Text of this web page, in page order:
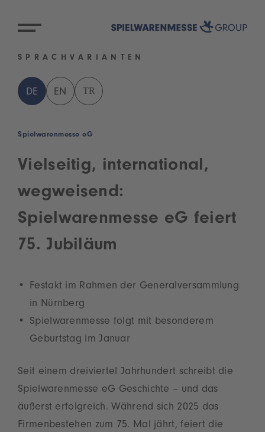
SPRACHVARIANTEN
DE EN TR
Spielwarenmesse eG
Vielseitig, international,
wegweisend:
Spielwarenmesse eG feiert
75. Jubiläum
Festakt im Rahmen der Generalversammlung
in Nürnberg
Spielwarenmesse folgt mit besonderem
Geburtstag im Januar
Seit einem dreiviertel Jahrhundert schreibt die
Spielwarenmesse eG Geschichte – und das
äußerst erfolgreich. Während sich 2025 das
Firmenbestehen zum 75. Mal jährt, feiert die